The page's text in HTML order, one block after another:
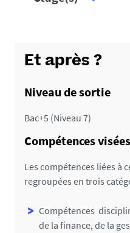
Et après ?
Niveau de sortie
Bac+5 (Niveau 7)
Compétences visées
Les compétences liées à
regroupées en trois
Compétences
de la finance, de la